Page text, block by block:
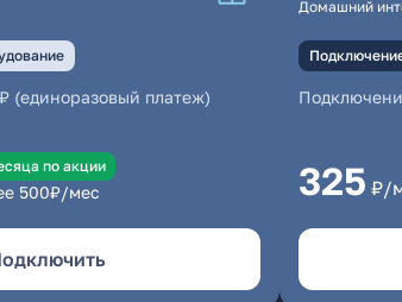
(единоразовый платеж)
по акции
500₽/мес
Домашний
325 ₽/